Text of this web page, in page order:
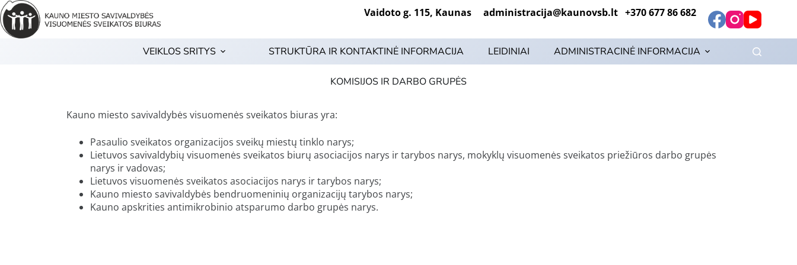
Vaidoto g. 115, Kaunas administracija@kaunovsb.lt +370 677 86 682
VEIKLOS SRITYS STRUKTŪRA IR KONTAKTINĖ INFORMACIJA LEIDINIAI ADMINISTRACINĖ INFORMACIJA
KOMISIJOS IR DARBO GRUPĖS
Kauno miesto savivaldybės visuomenės sveikatos biuras yra:
Pasaulio sveikatos organizacijos sveikų miestų tinklo narys;
Lietuvos savivaldybių visuomenės sveikatos biurų asociacijos narys ir tarybos narys, mokyklų visuomenės sveikatos priežiūros darbo grupės
narys ir vadovas;
Lietuvos visuomenės sveikatos asociacijos narys ir tarybos narys;
Kauno miesto savivaldybės bendruomeninių organizacijų tarybos narys;
Kauno apskrities antimikrobinio atsparumo darbo grupės narys.